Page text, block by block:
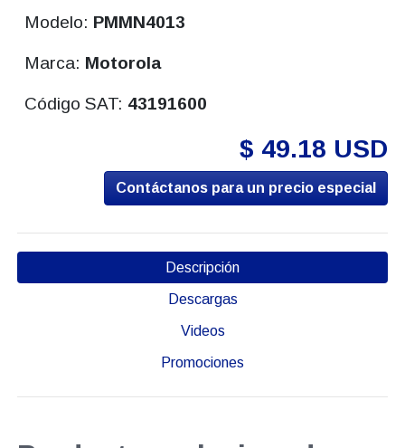
Modelo: PMMN4013
Marca: Motorola
Código SAT: 43191600
$ 49.18 USD
Contáctanos para un precio especial
Descripción
Descargas
Videos
Promociones